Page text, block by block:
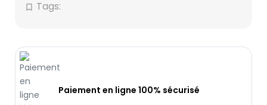
bookmark_border Tags:
Paiement en ligne 100% sécurisé